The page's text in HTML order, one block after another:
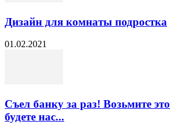
Дизайн для комнаты подростка
01.02.2021
Съел банку за раз! Возьмите
будете нас...